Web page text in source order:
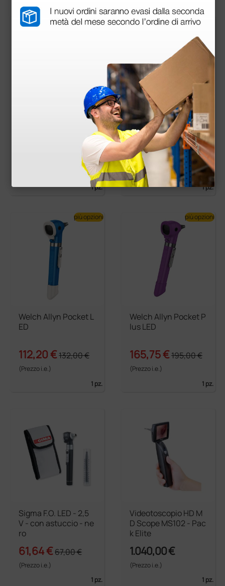
Riester E-scope alog
68,00 €
1 pz.
più opzioni
Riester E-scope a lu
ce diretta Xenon
54,40 € 68,00 €
(Prezzo i.e.)
1 pz.
più opzioni
Welch Allyn Pocket L
ED
112,20 €132,00 €
(Prezzo i.e.)
1 pz.
più opzioni
Welch Allyn Pocket P
lus LED
165,75 €195,00 €
(Prezzo i.e.)
1 pz.
più opzioni
Sigma F.O. LED - 2,5
V - con astuccio - ne
ro
61,64 €67,00 €
(Prezzo i.e.)
1 pz.
Videotoscopio HD M
D Scope MS102 - Pac
k Elite
1.040,00 €
(Prezzo i.e.)
1 pz.